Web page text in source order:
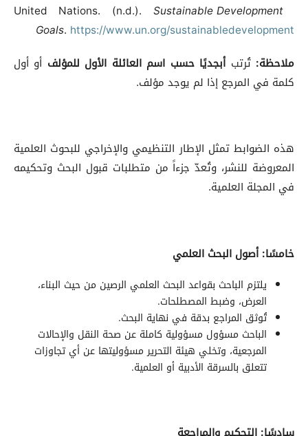
United Nations. (n.d.). Sustainable Development
Goals. https://www.un.org/sustainabledevelopment
ملاحظة:تُرتبأبجديًا حسب اسم العائلة الأول للمؤلف أو أول
كلمة في المرجع إذا لم يوجد مؤلف.
هذه الضوابط تمثل الإطار التنظيمي والإخراجي للبحوث العلمية
المعروضة للنشر، وتُعدّ جزءاً من متطلبات قبول البحث وتحكيمه
في المجلة العلمية.
خامسًا: أصول البحث العلمي
يلتزم الباحث بقواعد البحث العلمي الرصين من حيث البناء،
العرض، وضبط المصطلحات.
تُوثق المراجع بدقة في نهاية البحث.
الباحث مسؤول مسؤولية كاملة عن صحة النقل والإحالات
المرجعية، وتخلي هيئة التحرير مسؤوليتها عن أي تجاوزات
تتعلق بالسرقة الأدبية أو العلمية.
سادسًا: التحكيم والمراجعة